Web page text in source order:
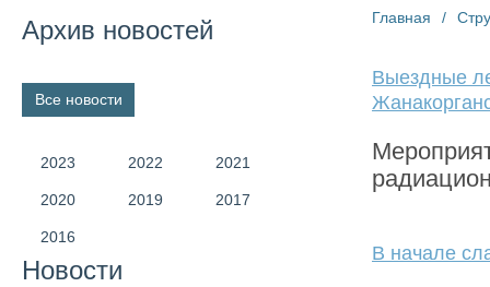
Архив новостей
Все новости
2023 2022 2021
2020 2019 2017
2016
Новости
Главная /
Выездные
В начале